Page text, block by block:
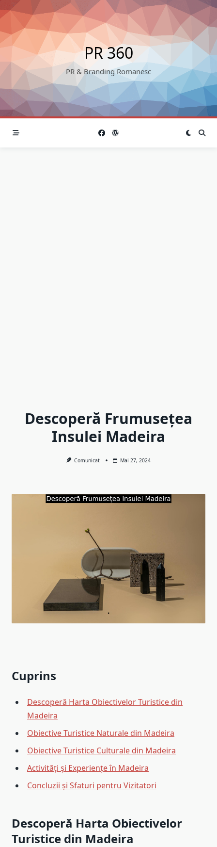
Skip
to
content
PR 360
PR & Branding Romanesc
Descoperă Frumusețea
Insulei Madeira
Comunicat Mai 27, 2024
Cuprins
Descoperă Harta Obiectivelor Turistice din
Madeira
Obiective Turistice Naturale din Madeira
Obiective Turistice Culturale din Madeira
Activități și Experiențe în Madeira
Concluzii și Sfaturi pentru Vizitatori
Descoperă Harta Obiectivelor
Turistice din Madeira